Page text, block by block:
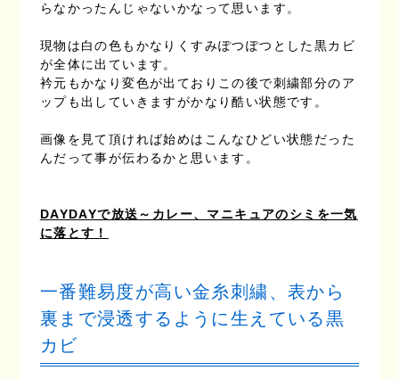
らなかったんじゃないかなって思います。
現物は白の色もかなりくすみぽつぽつとした黒カビ
が全体に出ています。
衿元もかなり変色が出ておりこの後で刺繍部分のア
ップも出していきますがかなり酷い状態です。
画像を見て頂ければ始めはこんなひどい状態だった
んだって事が伝わるかと思います。
DAYDAYで放送～カレー、マニキュアのシミを一気
に落とす！
一番難易度が高い金糸刺繍、表から
裏まで浸透するように生えている黒
カビ